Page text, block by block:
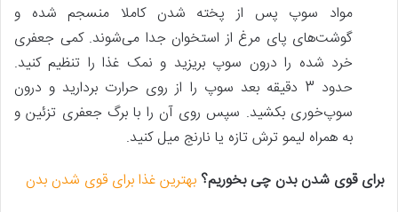
مواد سوپ پس‌ از پخته شدن کاملا منسجم شده و
گوشت‌های پای مرغ از استخوان جدا می‌شوند. کمی جعفری
خرد شده را درون سوپ بریزید و نمک غذا را تنظیم کنید.
حدود 3 دقیقه بعد سوپ را از روی حرارت بردارید و درون
سوپ‌خوری بکشید. سپس روی آن را با برگ جعفری تزئین و
به همراه لیمو ترش تازه یا نارنج میل کنید.
برای قوی شدن بدن چی بخوریم؟ بهترین غذا برای قوی شدن بدن